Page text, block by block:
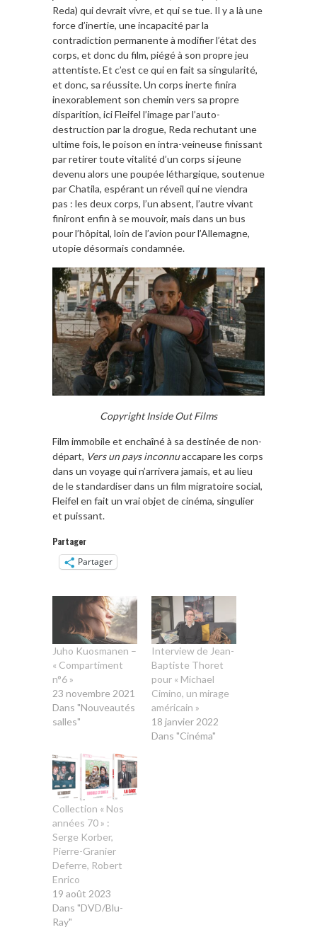
Reda) qui devrait vivre, et qui se tue. Il y a là une
force d’inertie, une incapacité par la
contradiction permanente à modifier l’état des
corps, et donc du film, piégé à son propre jeu
attentiste. Et c’est ce qui en fait sa singularité,
et donc, sa réussite. Un corps inerte finira
inexorablement son chemin vers sa propre
disparition, ici Fleifel l’image par l’auto-
destruction par la drogue, Reda rechutant une
ultime fois, le poison en intra-veineuse finissant
par retirer toute vitalité d’un corps si jeune
devenu alors une poupée léthargique, soutenue
par Chatila, espérant un réveil qui ne viendra
pas : les deux corps, l’un absent, l’autre vivant
finiront enfin à se mouvoir, mais dans un bus
pour l’hôpital, loin de l’avion pour l’Allemagne,
utopie désormais condamnée.
Copyright Inside Out Films
Film immobile et enchaîné à sa destinée de non-
départ, Vers un pays inconnuaccapare les corps
dans un voyage qui n’arrivera jamais, et au lieu
de le standardiser dans un film migratoire social,
Fleifel en fait un vrai objet de cinéma, singulier
et puissant.
Partager
Partager
Juho Kuosmanen –
« Compartiment
n°6 »
23 novembre 2021
Dans "Nouveautés
salles"
Interview de Jean-
Baptiste Thoret
pour « Michael
Cimino, un mirage
américain »
18 janvier 2022
Dans "Cinéma"
Collection « Nos
années 70 » :
Serge Korber,
Pierre-Granier
Deferre, Robert
Enrico
19 août 2023
Dans "DVD/Blu-
Ray"